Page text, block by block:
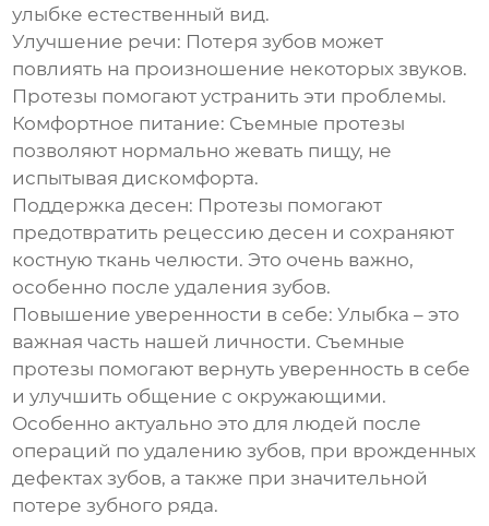
улыбке естественный вид.
Улучшение речи: Потеря зубов может
повлиять на произношение некоторых звуков.
Протезы помогают устранить эти проблемы.
Комфортное питание: Съемные протезы
позволяют нормально жевать пищу, не
испытывая дискомфорта.
Поддержка десен: Протезы помогают
предотвратить рецессию десен и сохраняют
костную ткань челюсти. Это очень важно,
особенно после удаления зубов.
Повышение уверенности в себе: Улыбка – это
важная часть нашей личности. Съемные
протезы помогают вернуть уверенность в себе
и улучшить общение с окружающими.
Особенно актуально это для людей после
операций по удалению зубов, при врожденных
дефектах зубов, а также при значительной
потере зубного ряда.